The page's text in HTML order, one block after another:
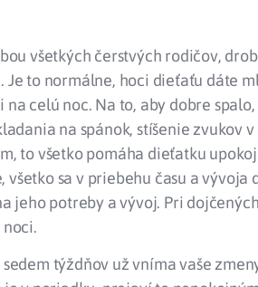
všetkých čerstvých rodičov,
Je to normálne, hoci dieťaťu dáte
na celú noc. Na to, aby dobre
na spánok, stíšenie zvukov
to všetko pomáha dieťatku
všetko sa v priebehu času a
jeho potreby a vývoj. Pri
týždňov už vníma vaše